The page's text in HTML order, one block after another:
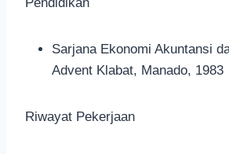
Sarjana Ekonomi Akuntansi
Advent Klabat, Manado, 1983
Riwayat Pekerjaan